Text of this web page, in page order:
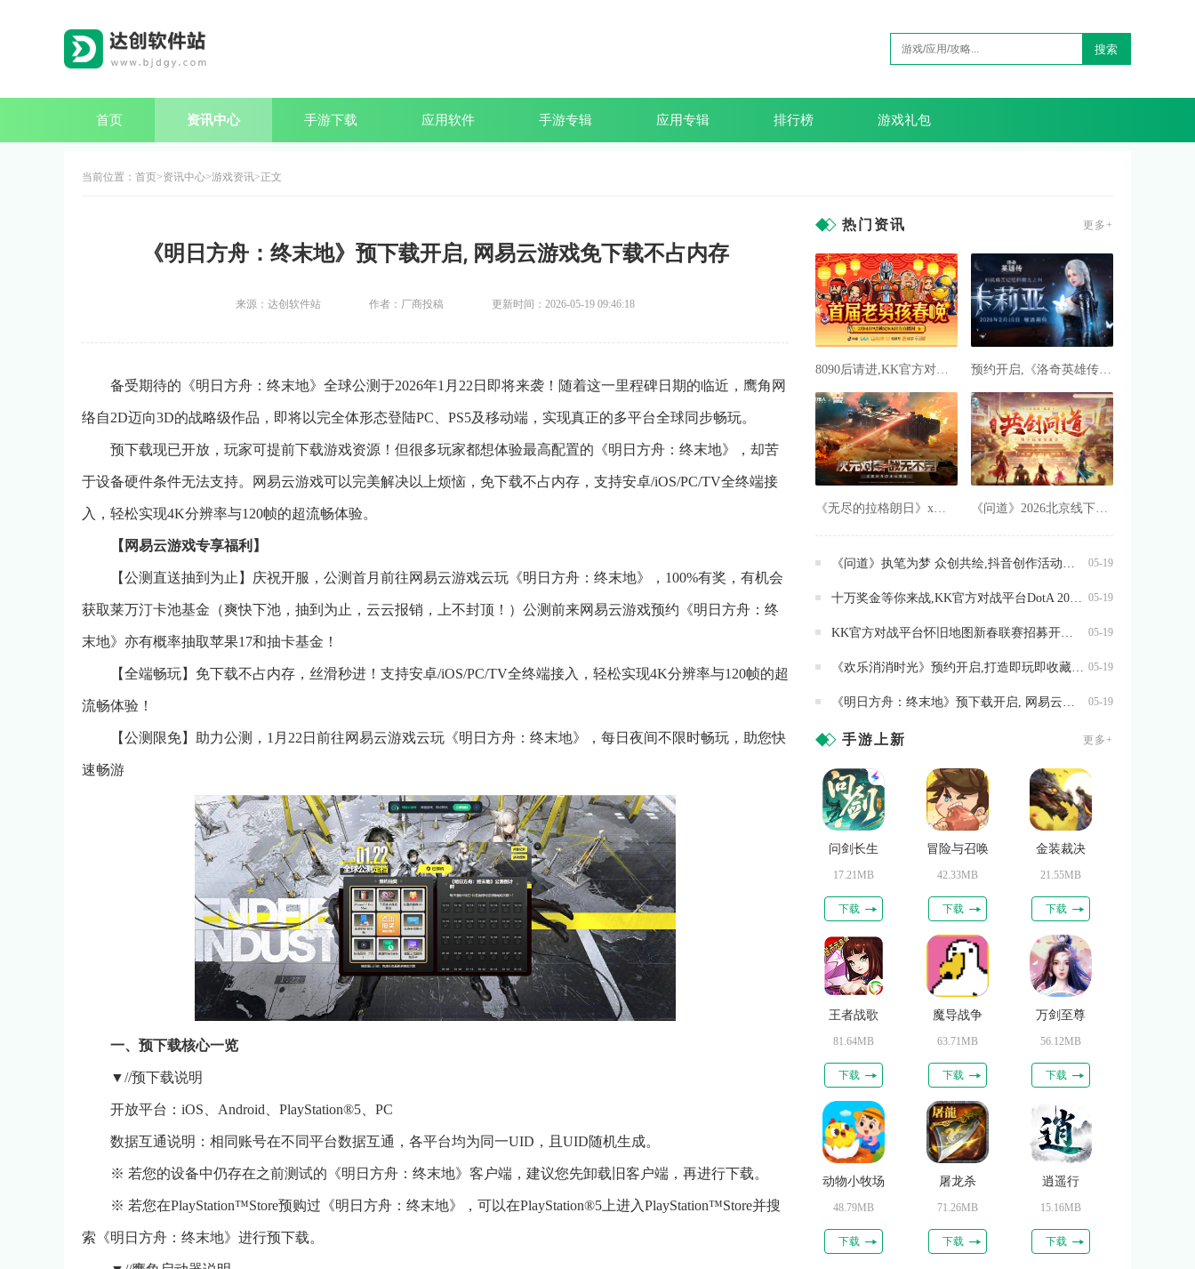
搜索
首页 资讯中心 手游下载 应用软件 手游专辑 应用专辑 排行榜 游戏礼包
当前位置： 首页 资讯中心 游戏资讯 正文
《明日方舟：终末地》预下载开启, 网易云游戏免下载不占内存
来源：达创软件站 作者：厂商投稿 更新时间：2026-05-19 09:46:18
备受期待的《明日方舟：终末地》全球公测于2026年1月22日即将来袭！随着这一里程碑日期的临近，鹰角网
络自2D迈向3D的战略级作品，即将以完全体形态登陆PC、PS5及移动端，实现真正的多平台全球同步畅玩。
预下载现已开放，玩家可提前下载游戏资源！但很多玩家都想体验最高配置的《明日方舟：终末地》，却苦
于设备硬件条件无法支持。网易云游戏可以完美解决以上烦恼，免下载不占内存，支持安卓/iOS/PC/TV全终端接
入，轻松实现4K分辨率与120帧的超流畅体验。
【网易云游戏专享福利】
【公测直送抽到为止】庆祝开服，公测首月前往网易云游戏云玩《明日方舟：终末地》，100%有奖，有机会
获取莱万汀卡池基金（爽快下池，抽到为止，云云报销，上不封顶！）公测前来网易云游戏预约《明日方舟：终
末地》亦有概率抽取苹果17和抽卡基金！
【全端畅玩】免下载不占内存，丝滑秒进！支持安卓/iOS/PC/TV全终端接入，轻松实现4K分辨率与120帧的超
流畅体验！
【公测限免】助力公测，1月22日前往网易云游戏云玩《明日方舟：终末地》，每日夜间不限时畅玩，助您快
速畅游
一、预下载核心一览
▼//预下载说明
开放平台：iOS、Android、PlayStation®5、PC
数据互通说明：相同账号在不同平台数据互通，各平台均为同一UID，且UID随机生成。
※ 若您的设备中仍存在之前测试的《明日方舟：终末地》客户端，建议您先卸载旧客户端，再进行下载。
※ 若您在PlayStation™Store预购过《明日方舟：终末地》，可以在PlayStation®5上进入PlayStation™Store并搜
索《明日方舟：终末地》进行预下载。
热门资讯 更多+
05-19
05-19
05-19
05-19
05-19
手游上新 更多+
问剑长生
17.21MB
下载
冒险与召唤
42.33MB
下载
金装裁决
21.55MB
下载
王者战歌
81.64MB
下载
魔导战争
63.71MB
下载
万剑至尊
56.12MB
下载
动物小牧场
48.79MB
下载
屠龙杀
71.26MB
下载
逍遥行
15.16MB
下载